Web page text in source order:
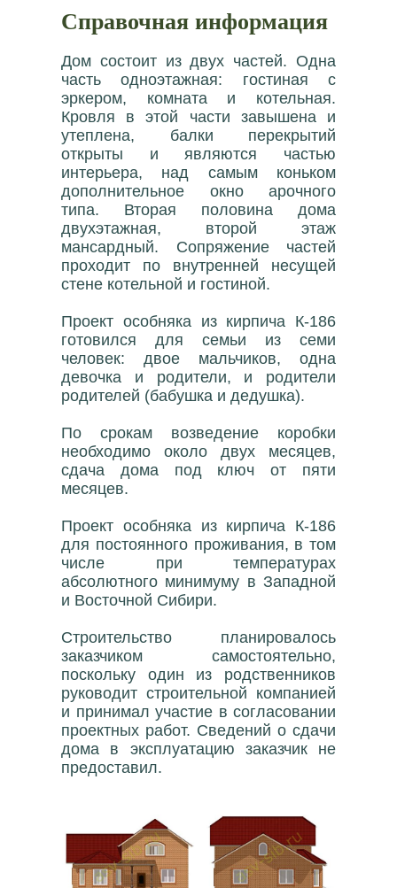
Справочная информация
Дом состоит из двух частей. Одна
часть одноэтажная: гостиная с
эркером, комната и котельная.
Кровля в этой части завышена и
утеплена, балки перекрытий
открыты и являются частью
интерьера, над самым коньком
дополнительное окно арочного
типа. Вторая половина дома
двухэтажная, второй этаж
мансардный. Сопряжение частей
проходит по внутренней несущей
стене котельной и гостиной.
Проект особняка из кирпича К-186
готовился для семьи из семи
человек: двое мальчиков, одна
девочка и родители, и родители
родителей (бабушка и дедушка).
По срокам возведение коробки
необходимо около двух месяцев,
сдача дома под ключ от пяти
месяцев.
Проект особняка из кирпича К-186
для постоянного проживания, в том
числе при температурах
абсолютного минимуму в Западной
и Восточной Сибири.
Строительство планировалось
заказчиком самостоятельно,
поскольку один из родственников
руководит строительной компанией
и принимал участие в согласовании
проектных работ. Сведений о сдачи
дома в эксплуатацию заказчик не
предоставил.